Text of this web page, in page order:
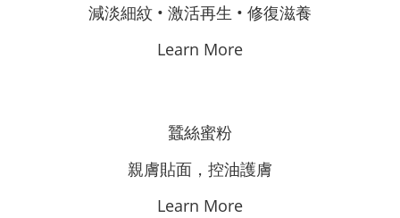
減淡細紋 • 激活再生 • 修復滋養
Learn More
蠶絲蜜粉
親膚貼面，控油護膚
Learn More